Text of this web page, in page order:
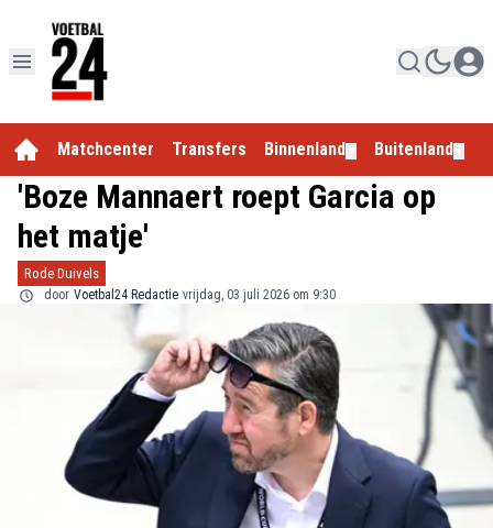
Matchcenter Transfers Binnenland Buitenland
'Boze Mannaert roept Garcia op
het matje'
Rode Duivels
door Voetbal24 Redactie vrijdag, 03 juli 2026 om 9:30